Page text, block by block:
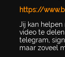
https://
Jij kan
video te
telegram,
maar zoveel